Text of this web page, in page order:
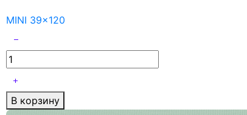
MINI 39x120
В корзину